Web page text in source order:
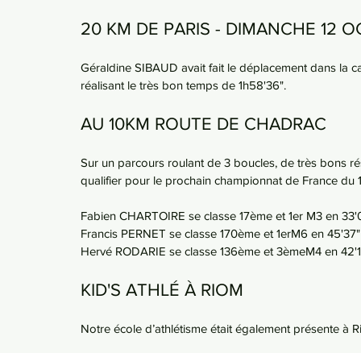
20 KM DE PARIS - DIMANCHE 12
Géraldine SIBAUD avait fait le déplacement dans la
réalisant le très bon temps de 1h58'36".
AU 10KM ROUTE DE CHADRAC
Sur un parcours roulant de 3 boucles, de très bons
qualifier pour le prochain championnat de France du
Fabien CHARTOIRE se classe 17ème et 1er M3 en
Francis PERNET se classe 170ème et 1erM6 en 45'37"
Hervé RODARIE se classe 136ème et 3èmeM4 en
KID'S ATHLÉ À RIOM
Notre école d’athlétisme était également présente à